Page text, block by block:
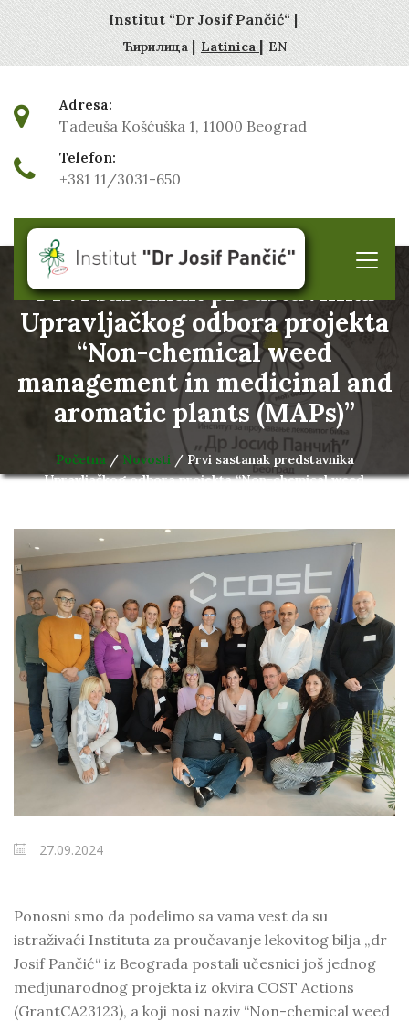
Institut “Dr Josif Pančić“ |
Ћирилица | Latinica| EN
Adresa:
Tadeuša Košćuška 1, 11000 Beograd
Telefon:
+381 11/3031-650
Prvi sastanak predstavnika
Upravljačkog odbora projekta
“Non-chemical weed
management in medicinal and
aromatic plants (MAPs)”
Početna / Novosti/ Prvi sastanak predstavnika
Upravljačkog odbora projekta “Non-chemical weed
27.09.2024
Ponosni smo da podelimo sa vama vest da su
istraživaći Instituta za proučavanje lekovitog bilja „dr
Josif Pančić“ iz Beograda postali učesnici još jednog
medjunarodnog projekta iz okvira COST Actions
(GrantCA23123), a koji nosi naziv “Non-chemical weed